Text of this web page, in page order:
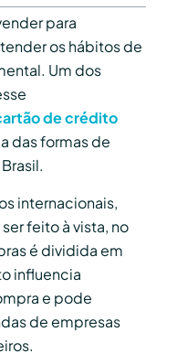
para
os hábitos de
Um dos
de crédito
das formas de
internacionais,
feito à vista, no
é dividida em
influencia
e pode
de empresas